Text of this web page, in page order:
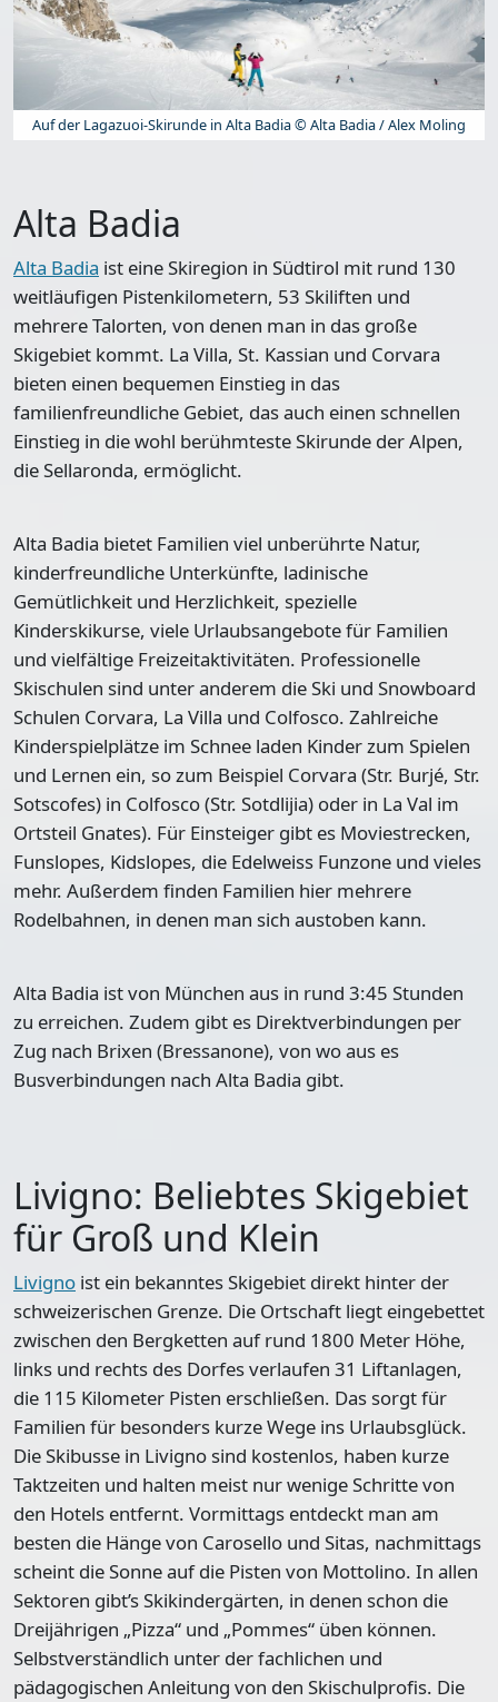
Auf der Lagazuoi-Skirunde in Alta Badia © Alta Badia / Alex Moling
Alta Badia
Alta Badia ist eine Skiregion in Südtirol mit rund 130
weitläufigen Pistenkilometern, 53 Skiliften und
mehrere Talorten, von denen man in das große
Skigebiet kommt. La Villa, St. Kassian und Corvara
bieten einen bequemen Einstieg in das
familienfreundliche Gebiet, das auch einen schnellen
Einstieg in die wohl berühmteste Skirunde der Alpen,
die Sellaronda, ermöglicht.
Alta Badia bietet Familien viel unberührte Natur,
kinderfreundliche Unterkünfte, ladinische
Gemütlichkeit und Herzlichkeit, spezielle
Kinderskikurse, viele Urlaubsangebote für Familien
und vielfältige Freizeitaktivitäten. Professionelle
Skischulen sind unter anderem die Ski und Snowboard
Schulen Corvara, La Villa und Colfosco. Zahlreiche
Kinderspielplätze im Schnee laden Kinder zum Spielen
und Lernen ein, so zum Beispiel Corvara (Str. Burjé, Str.
Sotscofes) in Colfosco (Str. Sotdlijia) oder in La Val im
Ortsteil Gnates). Für Einsteiger gibt es Moviestrecken,
Funslopes, Kidslopes, die Edelweiss Funzone und vieles
mehr. Außerdem finden Familien hier mehrere
Rodelbahnen, in denen man sich austoben kann.
Alta Badia ist von München aus in rund 3:45 Stunden
zu erreichen. Zudem gibt es Direktverbindungen per
Zug nach Brixen (Bressanone), von wo aus es
Busverbindungen nach Alta Badia gibt.
Livigno: Beliebtes Skigebiet
für Groß und Klein
Livigno ist ein bekanntes Skigebiet direkt hinter der
schweizerischen Grenze. Die Ortschaft liegt eingebettet
zwischen den Bergketten auf rund 1800 Meter Höhe,
links und rechts des Dorfes verlaufen 31 Liftanlagen,
die 115 Kilometer Pisten erschließen. Das sorgt für
Familien für besonders kurze Wege ins Urlaubsglück.
Die Skibusse in Livigno sind kostenlos, haben kurze
Taktzeiten und halten meist nur wenige Schritte von
den Hotels entfernt. Vormittags entdeckt man am
besten die Hänge von Carosello und Sitas, nachmittags
scheint die Sonne auf die Pisten von Mottolino. In allen
Sektoren gibt’s Skikindergärten, in denen schon die
Dreijährigen „Pizza“ und „Pommes“ üben können.
Selbstverständlich unter der fachlichen und
pädagogischen Anleitung von den Skischulprofis. Die